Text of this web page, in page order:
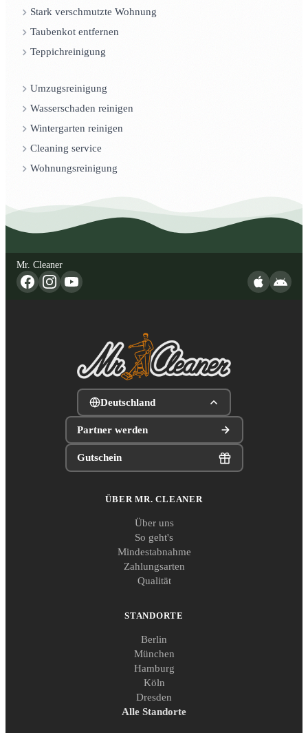
Stark verschmutzte Wohnung
Taubenkot entfernen
Teppichreinigung
Umzugsreinigung
Wasserschaden reinigen
Wintergarten reinigen
Cleaning service
Wohnungsreinigung
Mr. Cleaner
Deutschland
Partner werden
Gutschein
ÜBER MR. CLEANER
Über uns
So geht's
Mindestabnahme
Zahlungsarten
Qualität
STANDORTE
Berlin
München
Hamburg
Köln
Dresden
Alle Standorte